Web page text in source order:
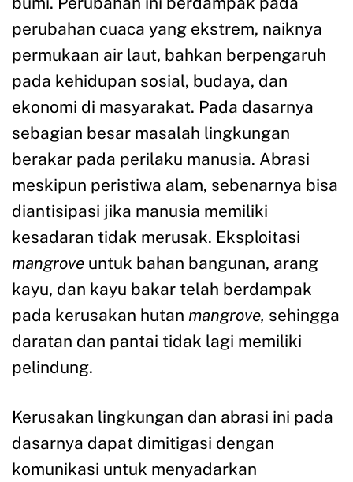
perubahan cuaca yang ekstrem, naiknya
permukaan air laut, bahkan berpengaruh
pada kehidupan sosial, budaya, dan
ekonomi di masyarakat. Pada dasarnya
sebagian besar masalah lingkungan
berakar pada perilaku manusia. Abrasi
meskipun peristiwa alam, sebenarnya bisa
diantisipasi jika manusia memiliki
kesadaran tidak merusak. Eksploitasi
mangrove untuk bahan bangunan, arang
kayu, dan kayu bakar telah berdampak
pada kerusakan hutan mangrove, sehingga
daratan dan pantai tidak lagi memiliki
pelindung.
Kerusakan lingkungan dan abrasi ini pada
dasarnya dapat dimitigasi dengan
komunikasi untuk menyadarkan